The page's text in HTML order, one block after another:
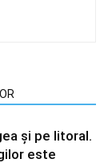
și pe litoral.
este